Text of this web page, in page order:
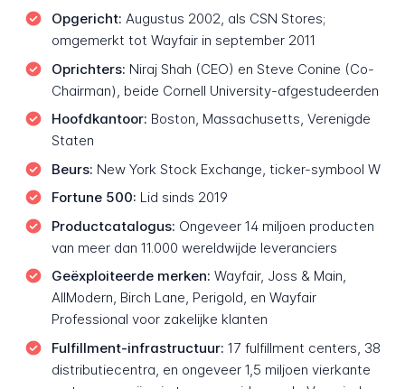
Opgericht: Augustus 2002, als CSN Stores;
omgemerkt tot Wayfair in september 2011
Oprichters: Niraj Shah (CEO) en Steve Conine (Co-
Chairman), beide Cornell University-afgestudeerden
Hoofdkantoor: Boston, Massachusetts, Verenigde
Staten
Beurs: New York Stock Exchange, ticker-symbool W
Fortune 500: Lid sinds 2019
Productcatalogus: Ongeveer 14 miljoen producten
van meer dan 11.000 wereldwijde leveranciers
Geëxploiteerde merken: Wayfair, Joss & Main,
AllModern, Birch Lane, Perigold, en Wayfair
Professional voor zakelijke klanten
Fulfillment-infrastructuur: 17 fulfillment centers, 38
distributiecentra, en ongeveer 1,5 miljoen vierkante